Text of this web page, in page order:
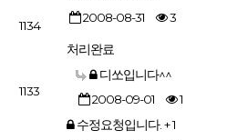
1134
2008-08-31
3
처리완료
1133
디쏘입니다^^
2008-09-01
1
수정요청입니다. + 1